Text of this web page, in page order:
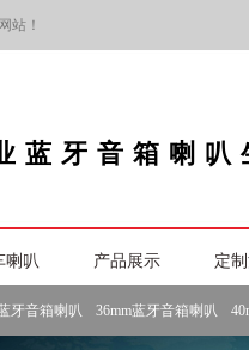
站！
蓝牙音箱喇叭
喇叭 产品展示 定
牙音箱喇叭 36mm蓝牙音箱喇叭